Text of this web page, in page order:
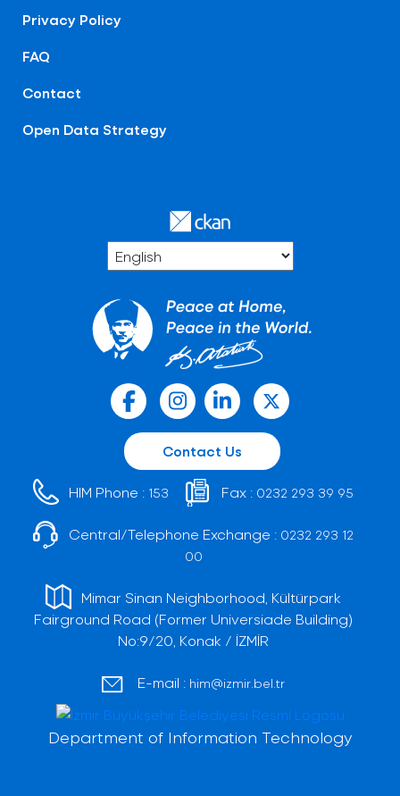
Privacy Policy
FAQ
Contact
Open Data Strategy
Contact Us
HIM Phone : 153 Fax : 0232 293 39 95
Central/Telephone Exchange : 0232 293 12
00
Mimar Sinan Neighborhood, Kültürpark
Fairground Road (Former Universiade Building)
No:9/20, Konak / İZMİR
E-mail : him@izmir.bel.tr
Department of Information Technology